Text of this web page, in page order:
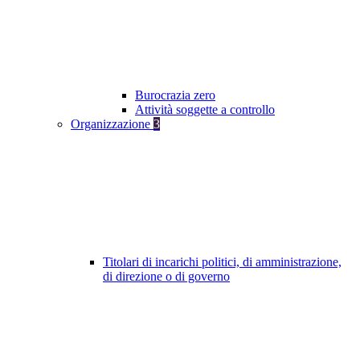
Burocrazia zero
Attività soggette a controllo
Organizzazione 3
Titolari di incarichi politici, di amministrazione,
di direzione o di governo